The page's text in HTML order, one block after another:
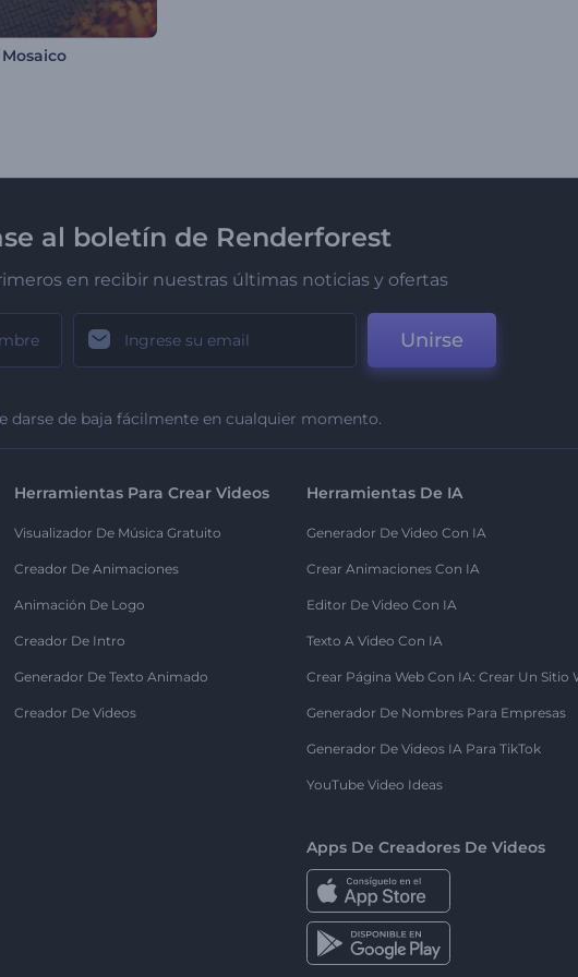
al boletín de Renderforest
en recibir nuestras últimas noticias y ofertas
Unirse
darse de baja fácilmente en cualquier momento.
Herramientas Para Crear Videos
Visualizador De Música Gratuito
Creador De Animaciones
Animación De Logo
Creador De Intro
Generador De Texto Animado
Creador De Videos
Herramientas De IA
Generador De Video Con IA
Crear Animaciones Con IA
Editor De Video Con IA
Texto A Video Con IA
Crear Página Web Con IA: Crear Un
Generador De Nombres Para Empresas
Generador De Videos IA Para TikTok
YouTube Video Ideas
Apps De Creadores De Videos